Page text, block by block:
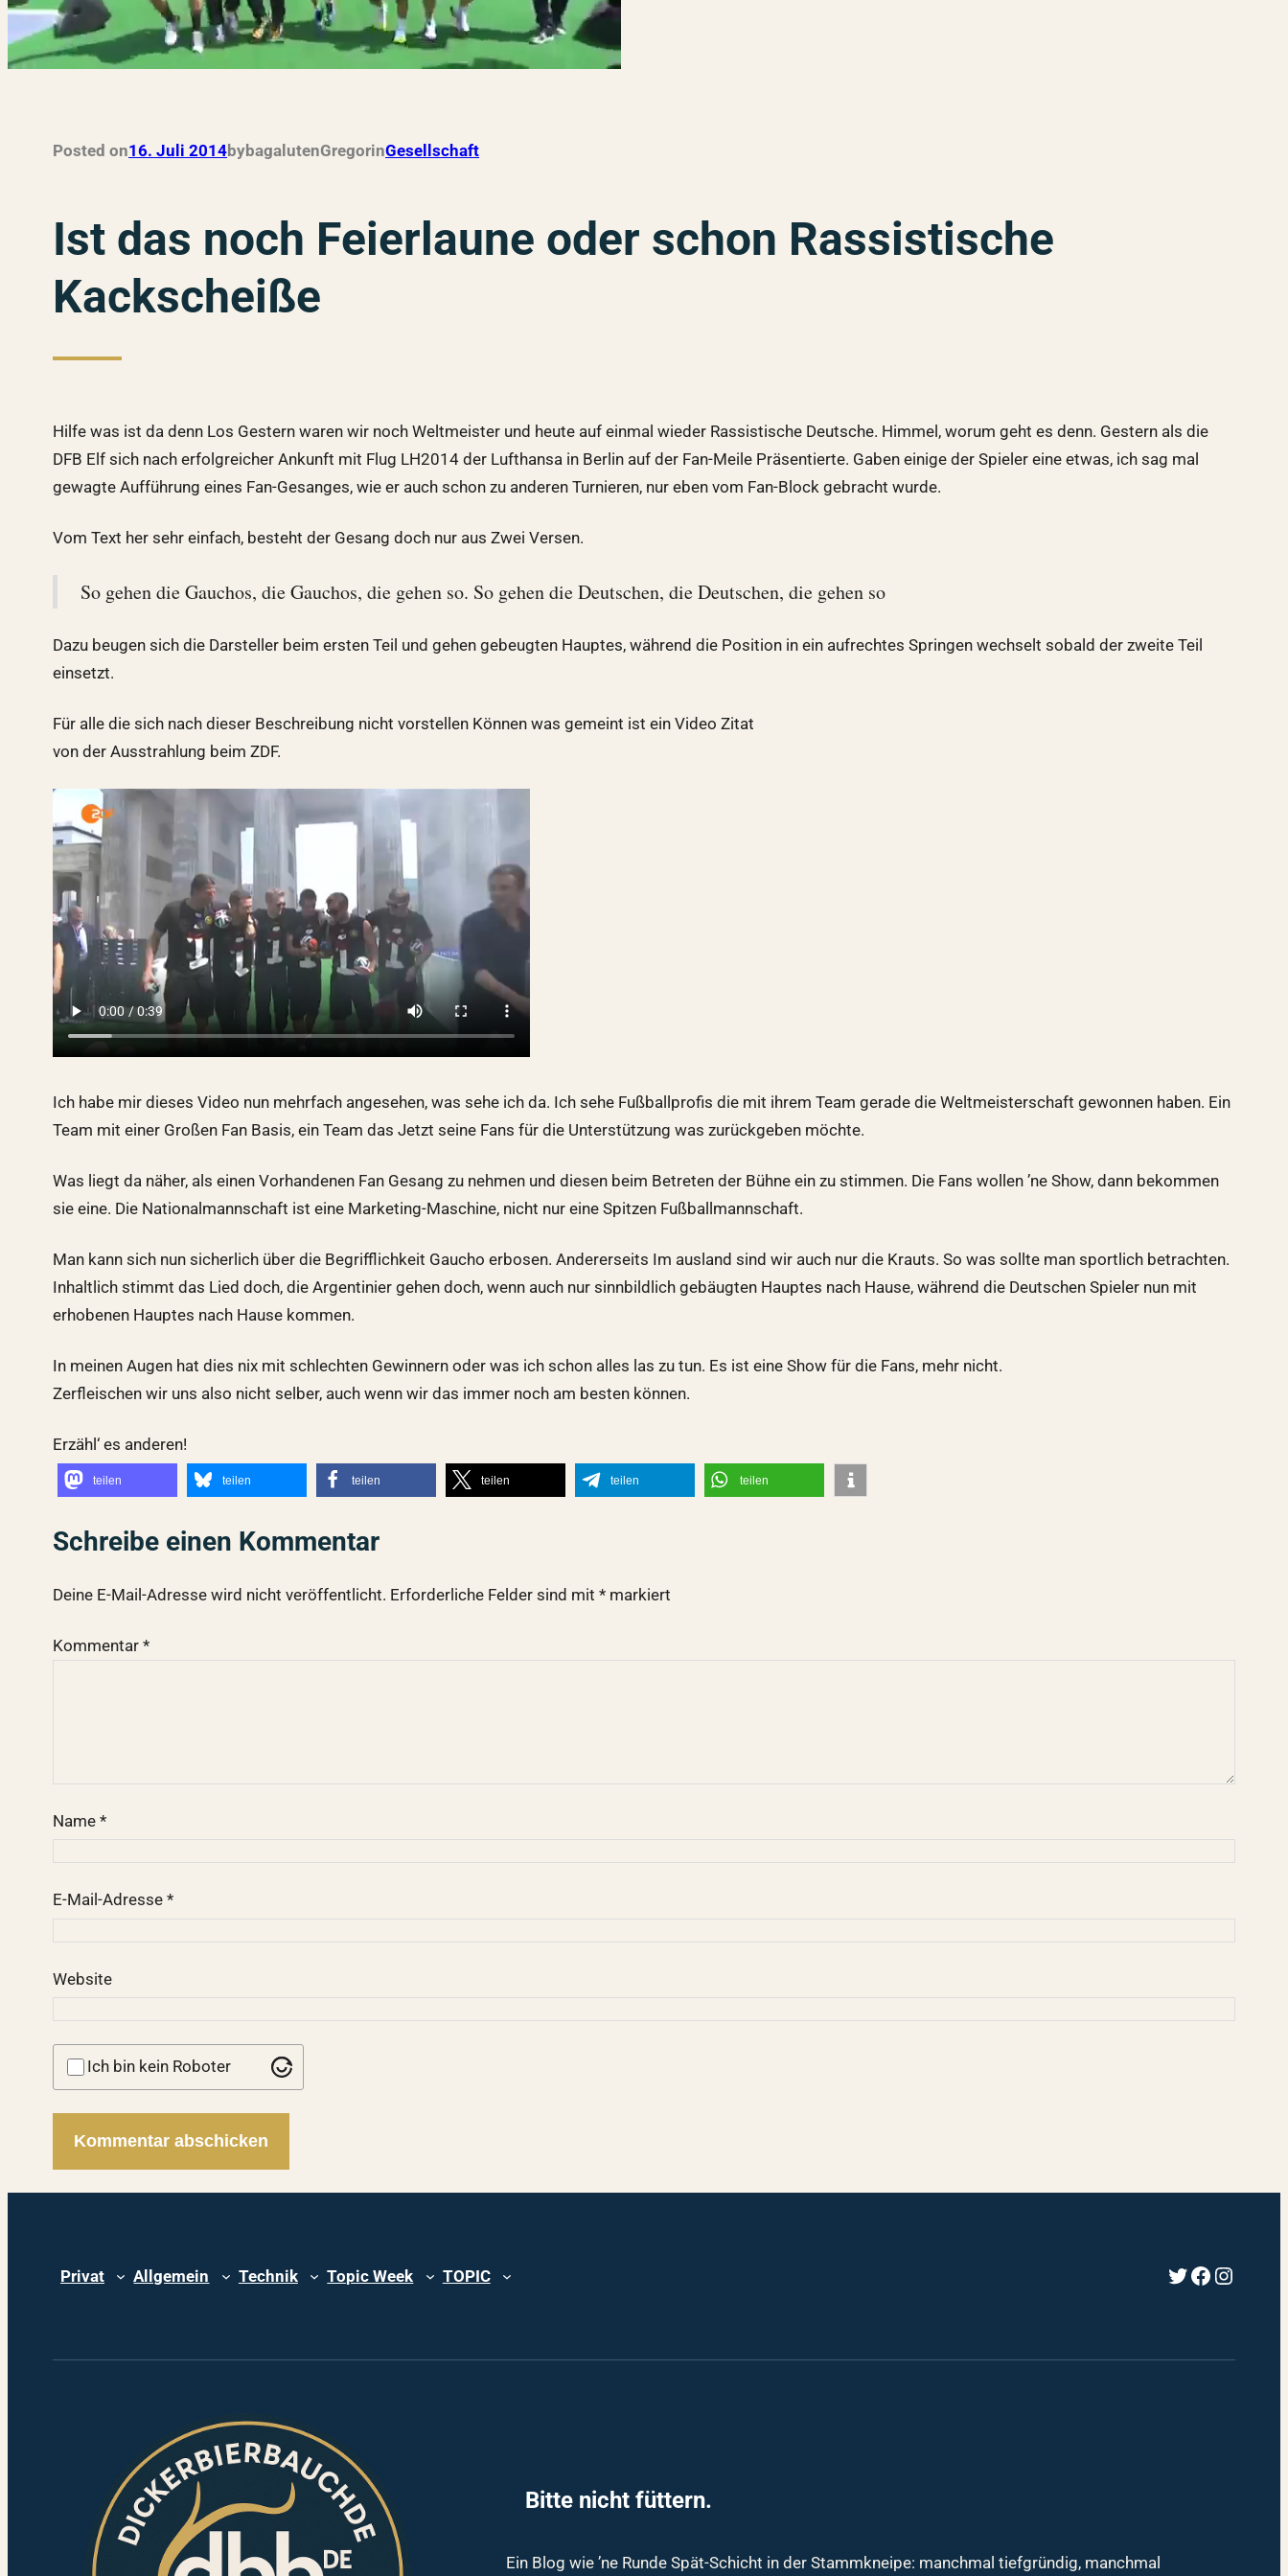
Posted on16. Juli 2014bybagalutenGregorinGesellschaft
Ist das noch Feierlaune oder schon Rassistische
Kackscheiße
Hilfe was ist da denn Los Gestern waren wir noch Weltmeister und heute auf einmal wieder Rassistische Deutsche. Himmel, worum geht es denn. Gestern als die
DFB Elf sich nach erfolgreicher Ankunft mit Flug LH2014 der Lufthansa in Berlin auf der Fan-Meile Präsentierte. Gaben einige der Spieler eine etwas, ich sag mal
gewagte Aufführung eines Fan-Gesanges, wie er auch schon zu anderen Turnieren, nur eben vom Fan-Block gebracht wurde.
Vom Text her sehr einfach, besteht der Gesang doch nur aus Zwei Versen.
So gehen die Gauchos, die Gauchos, die gehen so. So gehen die Deutschen, die Deutschen, die gehen so
Dazu beugen sich die Darsteller beim ersten Teil und gehen gebeugten Hauptes, während die Position in ein aufrechtes Springen wechselt sobald der zweite Teil
einsetzt.
Für alle die sich nach dieser Beschreibung nicht vorstellen Können was gemeint ist ein Video Zitat
von der Ausstrahlung beim ZDF.
Ich habe mir dieses Video nun mehrfach angesehen, was sehe ich da. Ich sehe Fußballprofis die mit ihrem Team gerade die Weltmeisterschaft gewonnen haben. Ein
Team mit einer Großen Fan Basis, ein Team das Jetzt seine Fans für die Unterstützung was zurückgeben möchte.
Was liegt da näher, als einen Vorhandenen Fan Gesang zu nehmen und diesen beim Betreten der Bühne ein zu stimmen. Die Fans wollen ’ne Show, dann bekommen
sie eine. Die Nationalmannschaft ist eine Marketing-Maschine, nicht nur eine Spitzen Fußballmannschaft.
Man kann sich nun sicherlich über die Begrifflichkeit Gaucho erbosen. Andererseits Im ausland sind wir auch nur die Krauts. So was sollte man sportlich betrachten.
Inhaltlich stimmt das Lied doch, die Argentinier gehen doch, wenn auch nur sinnbildlich gebäugten Hauptes nach Hause, während die Deutschen Spieler nun mit
erhobenen Hauptes nach Hause kommen.
In meinen Augen hat dies nix mit schlechten Gewinnern oder was ich schon alles las zu tun. Es ist eine Show für die Fans, mehr nicht.
Zerfleischen wir uns also nicht selber, auch wenn wir das immer noch am besten können.
Erzähl‘ es anderen!
teilen teilen teilen teilen teilen teilen
Schreibe einen Kommentar
Deine E-Mail-Adresse wird nicht veröffentlicht. Erforderliche Felder sind mit* markiert
Kommentar*
Name*
E-Mail-Adresse*
Website
Ich bin kein Roboter
Privat Allgemein Technik Topic Week TOPIC Twitter
Facebook
Bitte nicht füttern.
Ein Blog wie ’ne Runde Spät-Schicht in der Stammkneipe: manchmal tiefgründig, manchmal